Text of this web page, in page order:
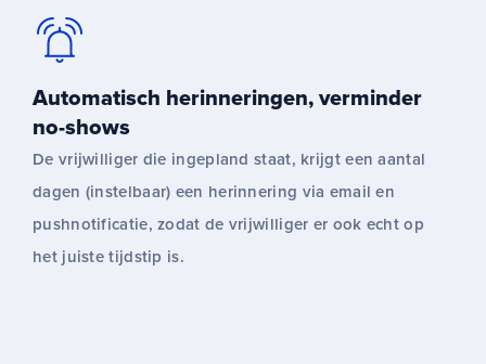
Automatisch herinneringen, verminder
no-shows
De vrijwilliger die ingepland staat, krijgt een aantal
dagen (instelbaar) een herinnering via email en
pushnotificatie, zodat de vrijwilliger er ook echt op
het juiste tijdstip is.